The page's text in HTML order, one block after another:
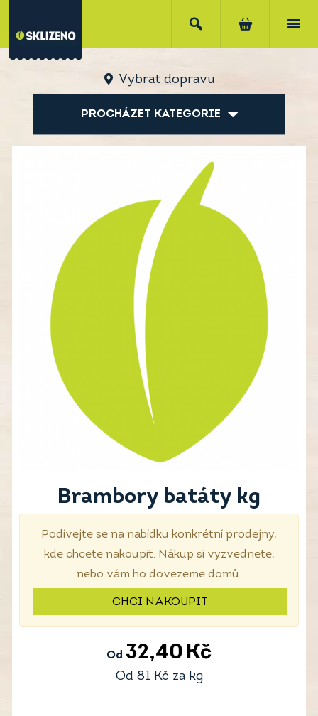
Vybrat dopravu
PROCHÁZET KATEGORIE
Brambory batáty kg
Podívejte se na nabídku konkrétní prodejny,
kde chcete nakoupit. Nákup si vyzvednete,
nebo vám ho dovezeme domů.
CHCI NAKOUPIT
Od 32,40 Kč
Od 81 Kč za kg